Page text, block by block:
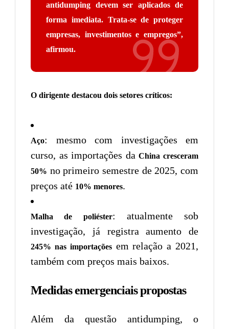
antidumping devem ser aplicados de
forma imediata. Trata-se de proteger
empresas, investimentos e empregos”,
afirmou.
O dirigente destacou dois setores críticos:
Aço: mesmo com investigações em
curso, as importações daChina cresceram
50% no primeiro semestre de 2025, com
preços até 10% menores.
Malha de poliéster: atualmente sob
investigação, já registra aumento de
245% nas importaçõesem relação a 2021,
também com preços mais baixos.
Medidas emergenciais propostas
Além da questão antidumping, o